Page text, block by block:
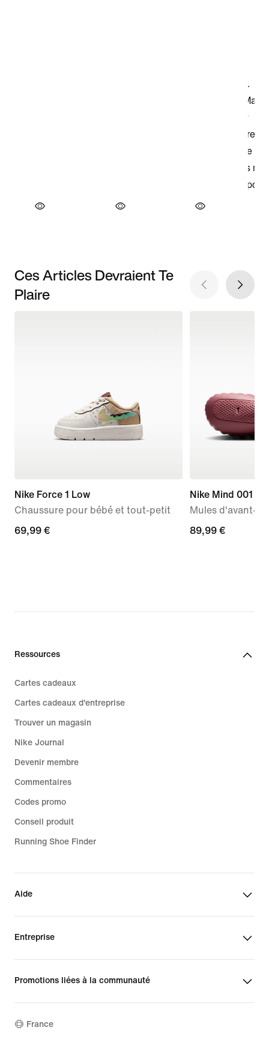
Ces Articles Devraient Te
Plaire
Nike Force 1 Low
Chaussure pour bébé et tout-petit
69,99 €
69,99 €
Nike Mind 001
Mules d'avant-
89,99 €
89,99 €
Ressources
Cartes cadeaux
Cartes cadeaux d'entreprise
Trouver un magasin
Nike Journal
Devenir membre
Commentaires
Codes promo
Conseil produit
Running Shoe Finder
Aide
Entreprise
Promotions liées à la communauté
France